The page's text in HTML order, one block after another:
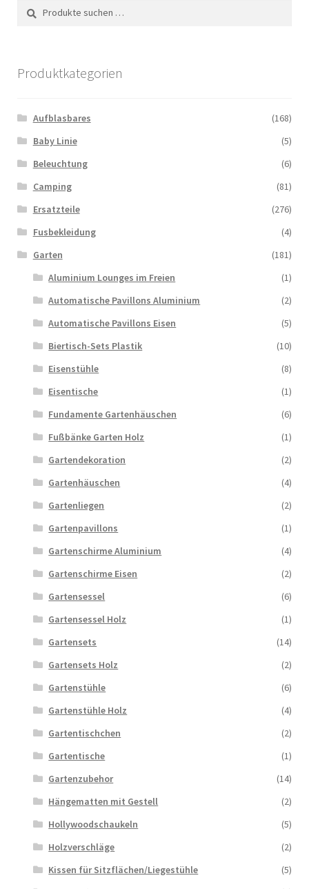
nach:
Produktkategorien
Aufblasbares
(168)
Baby Linie
(5)
Beleuchtung
(6)
Camping
(81)
Ersatzteile
(276)
Fusbekleidung
(4)
Garten
(181)
Aluminium Lounges im Freien
(1)
Automatische Pavillons Aluminium
(2)
Automatische Pavillons Eisen
(5)
Biertisch-Sets Plastik
(10)
Eisenstühle
(8)
Eisentische
(1)
Fundamente Gartenhäuschen
(6)
Fußbänke Garten Holz
(1)
Gartendekoration
(2)
Gartenhäuschen
(4)
Gartenliegen
(2)
Gartenpavillons
(1)
Gartenschirme Aluminium
(4)
Gartenschirme Eisen
(2)
Gartensessel
(6)
Gartensessel Holz
(1)
Gartensets
(14)
Gartensets Holz
(2)
Gartenstühle
(6)
Gartenstühle Holz
(4)
Gartentischchen
(2)
Gartentische
(1)
Gartenzubehor
(14)
Hängematten mit Gestell
(2)
Hollywoodschaukeln
(5)
Holzverschläge
(2)
Kissen für Sitzflächen/Liegestühle
(5)